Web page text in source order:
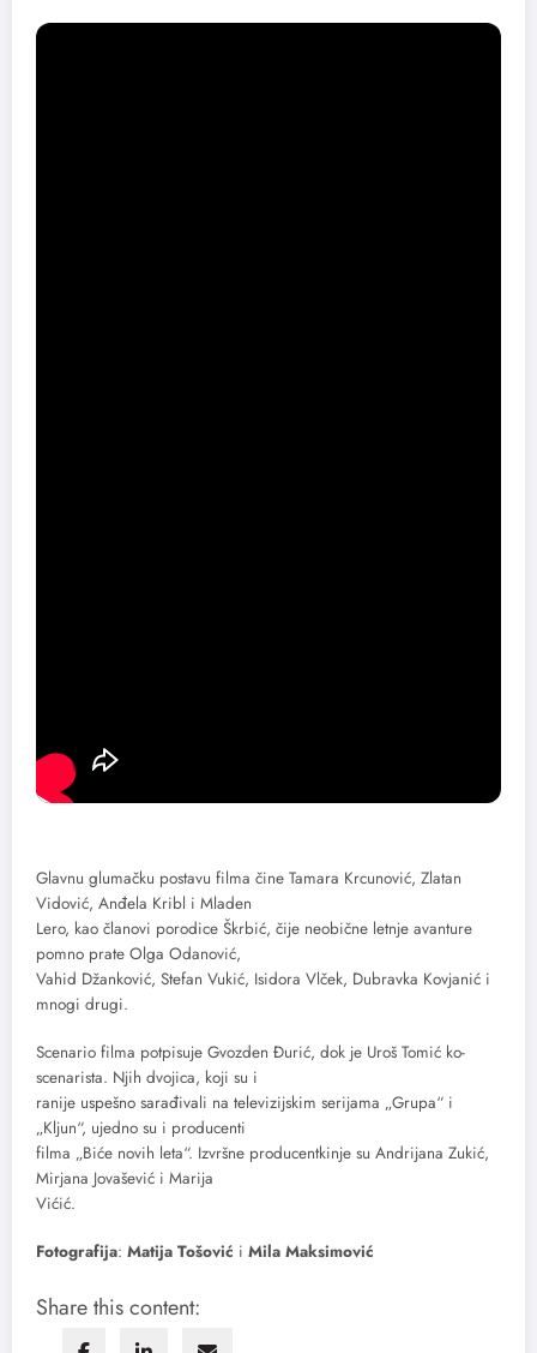
Glavnu glumačku postavu filma čine Tamara Krcunović, Zlatan
Vidović, Anđela Kribl i Mladen
Lero, kao članovi porodice Škrbić, čije neobične letnje avanture
pomno prate Olga Odanović,
Vahid Džanković, Stefan Vukić, Isidora Vlček, Dubravka Kovjanić i
mnogi drugi.
Scenario filma potpisuje Gvozden Đurić, dok je Uroš Tomić ko-
scenarista. Njih dvojica, koji su i
ranije uspešno sarađivali na televizijskim serijama „Grupa“ i
„Kljun“, ujedno su i producenti
filma „Biće novih leta“. Izvršne producentkinje su Andrijana Zukić,
Mirjana Jovašević i Marija
Vićić.
Fotografija: Matija Tošović i Mila Maksimović
Share this content: